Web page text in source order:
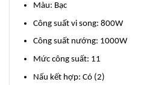
Màu: Bạc
Công suất vi song: 800W
Công suất nướng: 1000W
Mức công suất: 11
Nấu kết hợp: Có (2)